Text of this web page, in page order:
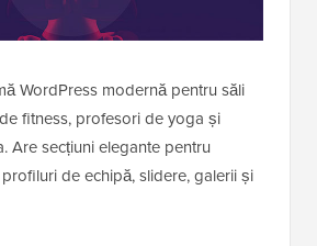
WordPress modernă pentru săli
fitness, profesori de yoga și
Are secțiuni elegante pentru
de echipă, slidere, galerii și